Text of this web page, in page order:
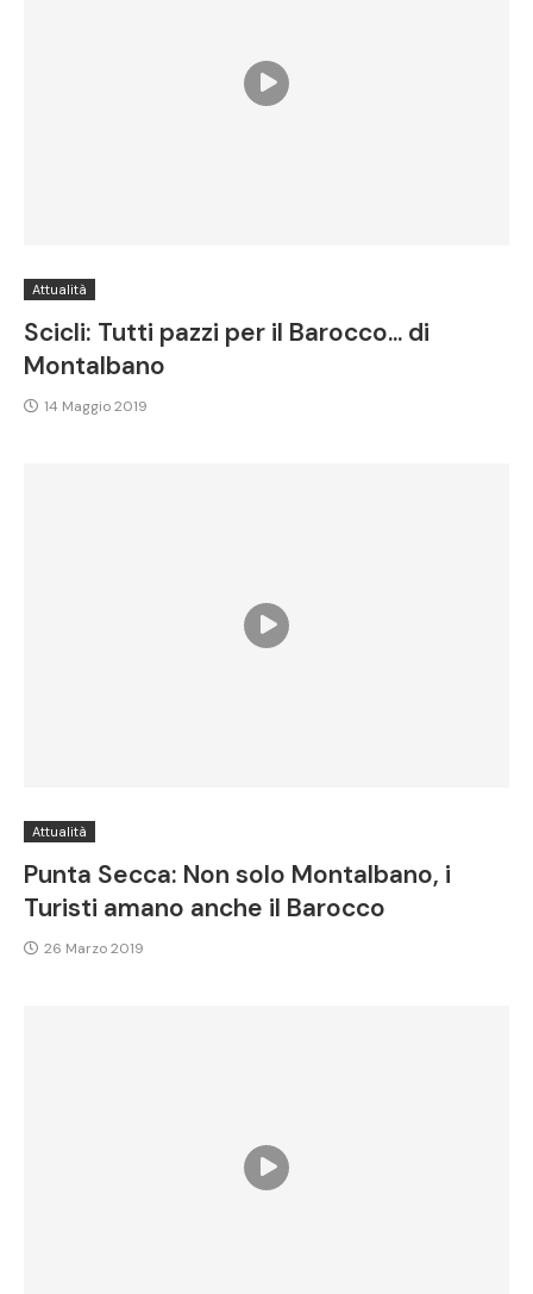
Attualità
Scicli: Tutti pazzi per il Barocco… di
Montalbano
14 Maggio 2019
Attualità
Punta Secca: Non solo Montalbano, i
Turisti amano anche il Barocco
26 Marzo 2019